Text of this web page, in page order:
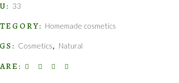
33
Homemade cosmetics
Cosmetics, Natural